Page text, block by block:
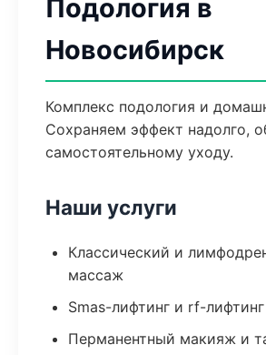
Подология в
Новосибирск
Комплекс подология и
Сохраняем эффект надолго,
самостоятельному уходу.
Наши услуги
Классический и
массаж
Smas-лифтинг и rf-лифтинг
Перманентный макияж и